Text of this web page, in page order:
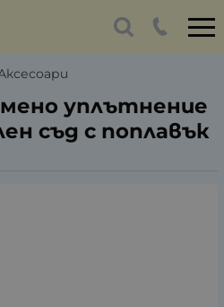
уплътнение
съд с поплавък